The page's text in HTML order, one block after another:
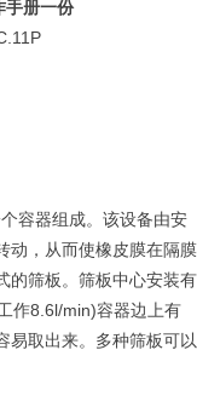
手册一份
容器组成。该设备由安
动，从而使橡皮膜在隔膜
的筛板。筛板中心安装有
作8.6l/min)容器边上有
易取出来。多种筛板可以